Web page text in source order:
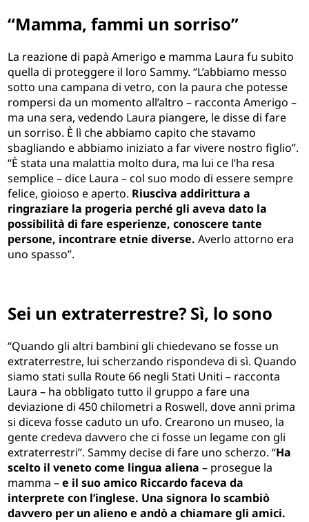
“Mamma, fammi un sorriso”
La reazione di papà Amerigo e mamma Laura fu subito
quella di proteggere il loro Sammy. “L’abbiamo messo
sotto una campana di vetro, con la paura che potesse
rompersi da un momento all’altro – racconta Amerigo –
ma una sera, vedendo Laura piangere, le disse di fare
un sorriso. È lì che abbiamo capito che stavamo
sbagliando e abbiamo iniziato a far vivere nostro figlio”.
“È stata una malattia molto dura, ma lui ce l’ha resa
semplice – dice Laura – col suo modo di essere sempre
felice, gioioso e aperto. Riusciva addirittura a
ringraziare la progeria perché gli aveva dato la
possibilità di fare esperienze, conoscere tante
persone, incontrare etnie diverse. Averlo attorno era
uno spasso”.
Sei un extraterrestre? Sì, lo sono
“Quando gli altri bambini gli chiedevano se fosse un
extraterrestre, lui scherzando rispondeva di sì. Quando
siamo stati sulla Route 66 negli Stati Uniti – racconta
Laura – ha obbligato tutto il gruppo a fare una
deviazione di 450 chilometri a Roswell, dove anni prima
si diceva fosse caduto un ufo. Crearono un museo, la
gente credeva davvero che ci fosse un legame con gli
extraterrestri”. Sammy decise di fare uno scherzo. “Ha
scelto il veneto come lingua aliena – prosegue la
mamma –e il suo amico Riccardo faceva da
interprete con l’inglese. Una signora lo scambiò
davvero per un alieno e andò a chiamare gli amici.